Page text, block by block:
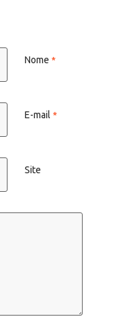
Nome *
E-mail *
Site